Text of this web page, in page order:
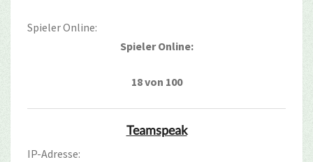
Spieler Online:
Spieler Online:
18 von 100
Teamspeak
IP-Adresse: